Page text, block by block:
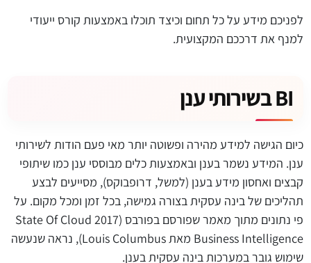
לפניכם מידע על כל תחום וכיצד תוכלו באמצעות קורס ייעודי
למנף את דרככם המקצועית.
BI בשירותי ענן
כיום הגישה למידע מהירה ופשוטה יותר מאי פעם הודות לשירותי
ענן. המידע נשמר בענן ובאמצעות כלים מבוססי ענן כמו שיתופי
קבצים ואחסון מידע בענן (למשל, דרופבוקס), מסייעים לבצע
תהליכים של בינה עסקית בצורה גמישה, בכל זמן ומכל מקום. על
פי נתונים מתוך מאמר שפורסם בפורבס (2017 State Of Cloud
Business Intelligence מאת Louis Columbus), נראה שנעשה
שימוש גובר במערכות בינה עסקית בענן.